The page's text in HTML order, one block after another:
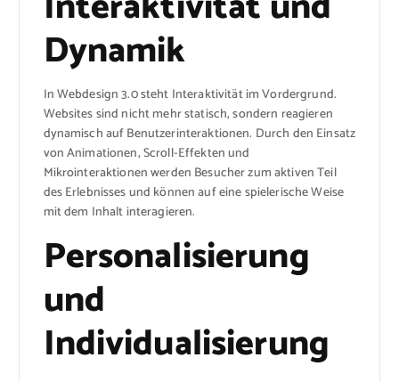
Dynamik
In Webdesign 3.0 steht Interaktivität im Vordergrund.
Websites sind nicht mehr statisch, sondern reagieren
dynamisch auf Benutzerinteraktionen. Durch den Einsatz
von Animationen, Scroll-Effekten und
Mikrointeraktionen werden Besucher zum aktiven Teil
des Erlebnisses und können auf eine spielerische Weise
mit dem Inhalt interagieren.
Personalisierung
und
Individualisierung